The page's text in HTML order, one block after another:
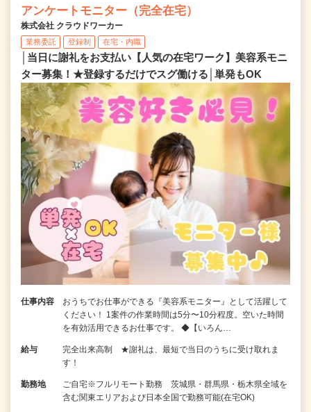
アンケートモニター（完全在宅）
株式会社 クラウドワーカー
業務委託 登録制 在宅・内職
│当日に謝礼をお支払い【人気の在宅ワーク】美容系モニ
ター募集！★登録するだけでスグ働ける│単発もOK
仕事内容
おうちでお仕事ができる『美容系モニター』として活躍して
ください！ 1案件の作業時間は5分〜10分程度。空いた時間
を有効活用できるお仕事です。 ◆【いろん…
給与
完全出来高制 ★謝礼は、最短で当日のうちに受け取れま
す！
勤務地
ご自宅※フルリモート勤務 茨城県・群馬県・栃木県全域を
含む関東エリアおよび日本全国で勤務可能(在宅OK)